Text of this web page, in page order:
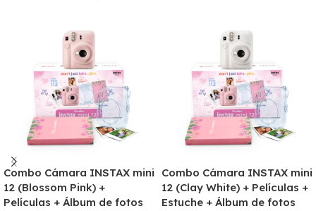
Combo Cámara INSTAX mini
12 (Blossom Pink) +
Películas + Álbum de fotos
Combo Cámara INSTAX mini
12 (Clay White) + Películas +
Estuche + Álbum de fotos